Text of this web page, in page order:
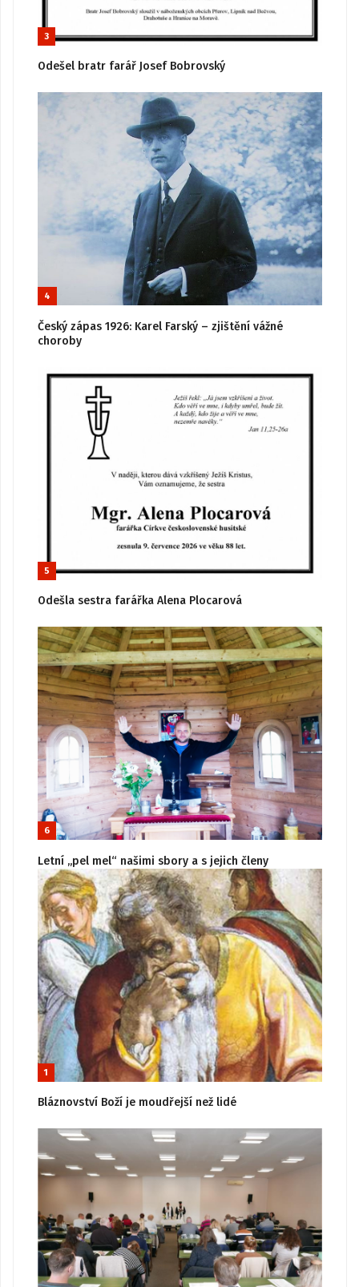
3
Odešel bratr farář Josef Bobrovský
4
Český zápas 1926: Karel Farský – zjištění vážné
choroby
5
Odešla sestra farářka Alena Plocarová
6
Letní „pel mel“ našimi sbory a s jejich členy
1
Bláznovství Boží je moudřejší než lidé